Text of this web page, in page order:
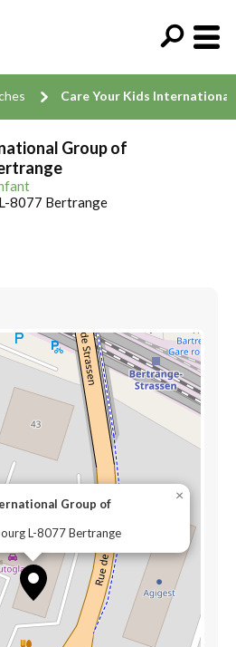
Care Your Kids
Group of
8077 Bertrange
Group of
L-8077 Bertrange
×